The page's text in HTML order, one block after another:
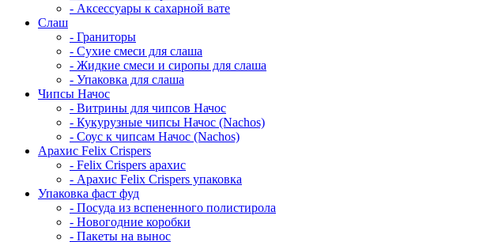
- Аксессуары к сахарной вате
Cлаш
- Граниторы
- Сухие смеси для слаша
- Жидкие смеси и сиропы для слаша
- Упаковка для слаша
Чипсы Начос
- Витрины для чипсов Начос
- Кукурузные чипсы Начос (Nachos)
- Соус к чипсам Начос (Nachos)
Арахис Felix Crispers
- Felix Crispers арахис
- Арахис Felix Crispers упаковка
Упаковка фаст фуд
- Посуда из вспененного полистирола
- Новогодние коробки
- Пакеты на вынос